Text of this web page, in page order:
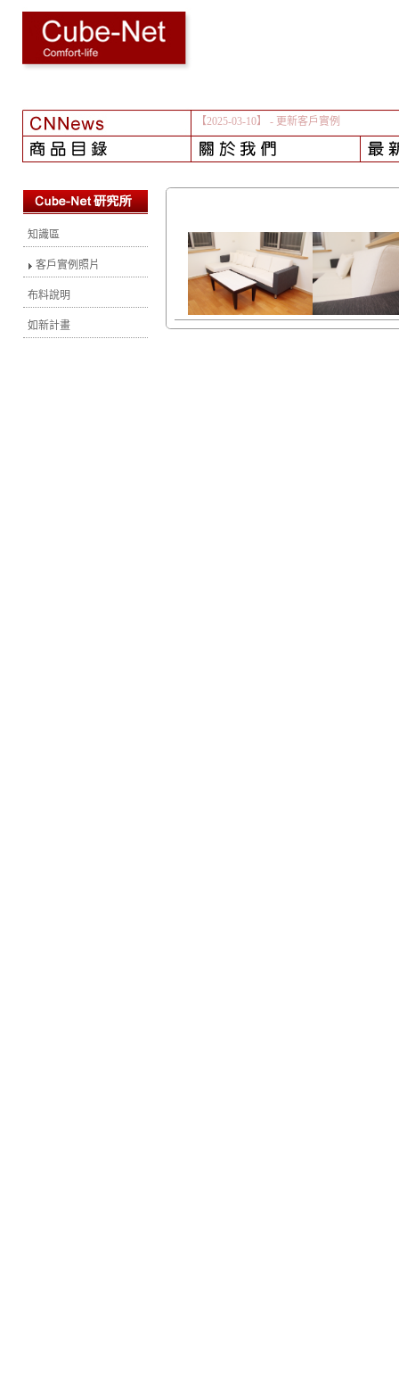
【2025-03-10】 - 更新客戶實例
知識區
客戶實例照片
布料說明
如新計畫